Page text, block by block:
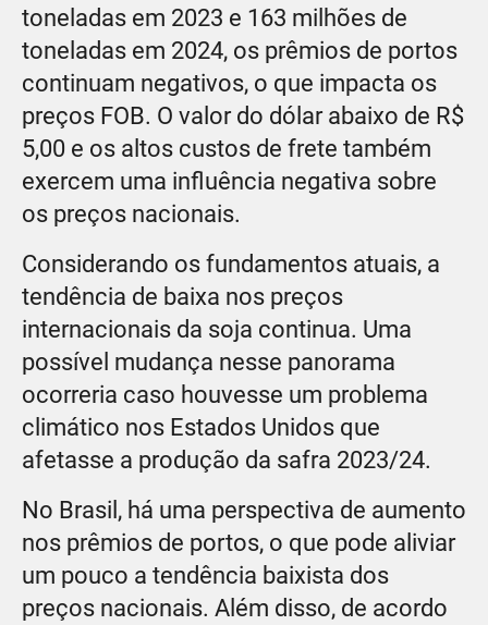
toneladas em 2023 e 163 milhões de
toneladas em 2024, os prêmios de portos
continuam negativos, o que impacta os
preços FOB. O valor do dólar abaixo de R$
5,00 e os altos custos de frete também
exercem uma influência negativa sobre
os preços nacionais.
Considerando os fundamentos atuais, a
tendência de baixa nos preços
internacionais da soja continua. Uma
possível mudança nesse panorama
ocorreria caso houvesse um problema
climático nos Estados Unidos que
afetasse a produção da safra 2023/24.
No Brasil, há uma perspectiva de aumento
nos prêmios de portos, o que pode aliviar
um pouco a tendência baixista dos
preços nacionais. Além disso, de acordo